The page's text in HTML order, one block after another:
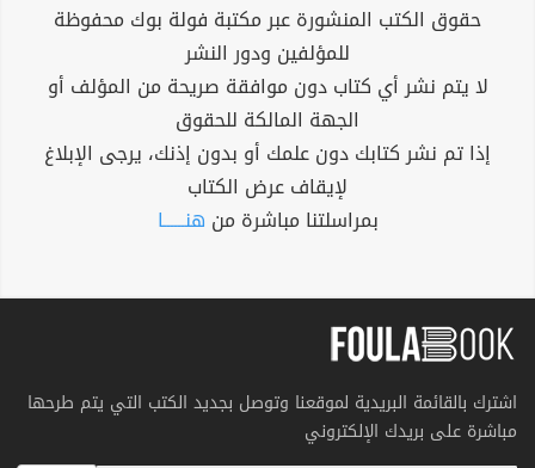
حقوق الكتب المنشورة عبر مكتبة فولة بوك محفوظة
للمؤلفين ودور النشر
لا يتم نشر أي كتاب دون موافقة صريحة من المؤلف أو
الجهة المالكة للحقوق
إذا تم نشر كتابك دون علمك أو بدون إذنك، يرجى الإبلاغ
لإيقاف عرض الكتاب
بمراسلتنا مباشرة من هنــــــا
اشترك بالقائمة البريدية لموقعنا وتوصل بجديد الكتب التي يتم طرحها
مباشرة على بريدك الإلكتروني